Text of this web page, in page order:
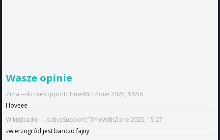
Wasze opinie
Zizia ---ActiveSupport::TimeWithZone 2025, 18:58
I loveee
Wikigibadło ---ActiveSupport::TimeWithZone 2025, 15:27
zwierzogród jest bardzo fajny